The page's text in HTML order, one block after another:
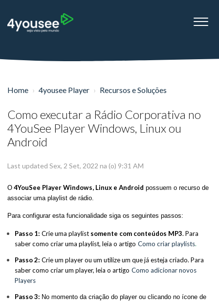
Home 4yousee Player Recursos e Soluções
Como executar a Rádio Corporativa no
4YouSee Player Windows, Linux ou
Android
Last updated Sex, 2 Set, 2022 na (o) 9:31 AM
O 4YouSee Player Windows, Linux e Android possuem o recurso de
associar uma playlist de rádio.
Para configurar esta funcionalidade siga os seguintes passos:
Passo 1: Crie uma playlist somente com conteúdos MP3. Para
saber como criar uma playlist, leia o artigo Como criar playlists.
Passo 2: Crie um player ou um utilize um que já esteja criado. Para
saber como criar um player, leia o artigo Como adicionar novos
Players
Passo 3: No momento da criação do player ou clicando no ícone de